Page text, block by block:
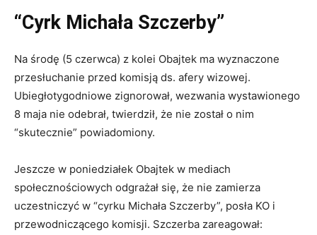
“Cyrk Michała Szczerby”
Na środę (5 czerwca) z kolei Obajtek ma wyznaczone
przesłuchanie przed komisją ds. afery wizowej.
Ubiegłotygodniowe zignorował, wezwania wystawionego
8 maja nie odebrał, twierdził, że nie został o nim
“skutecznie” powiadomiony.
Jeszcze w poniedziałek Obajtek w mediach
społecznościowych odgrażał się, że nie zamierza
uczestniczyć w “cyrku Michała Szczerby”, posła KO i
przewodniczącego komisji. Szczerba zareagował: